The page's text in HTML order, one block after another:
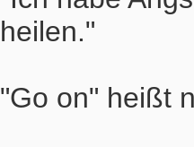
heilen."
"Go on" heißt